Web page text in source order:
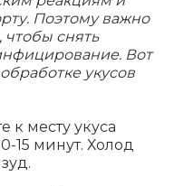
Поэтому важно
чтобы снять
Вот
укусов
к месту укуса
15 минут. Холод